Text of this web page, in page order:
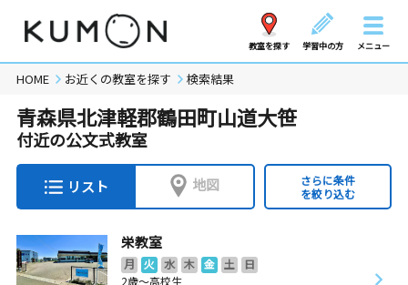
教室を探す 学習中の方 メニュー
HOME お近くの教室を探す 検索結果
青森県北津軽郡鶴田町山道大笹
付近の公文式教室
リスト 地図
さらに条件
を絞り込む
栄教室
月 火 水 木 金 土
日
2歳～高校生